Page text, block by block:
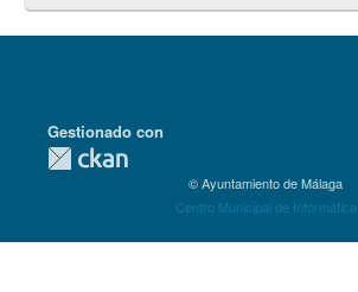
Detalles Técnicos
Gestionado con
© Ayuntamiento de Málaga
Centro Municipal de Informática